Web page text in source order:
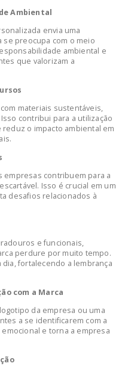
Ambiental
envia uma
se preocupa com o meio
ambiental e
que valorizam a
materiais sustentáveis,
contribui para a utilização
o impacto ambiental em
empresas contribuem para a
Isso é crucial em um
desafios relacionados à
e funcionais,
perdure por muito tempo.
fortalecendo a lembrança
com a Marca
da empresa ou uma
a se identificarem com a
e torna a empresa